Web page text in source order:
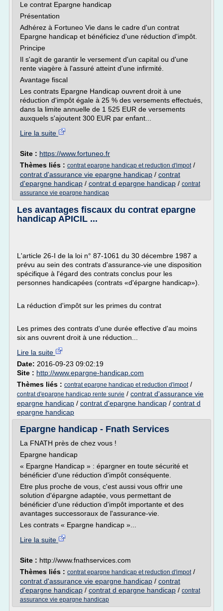
Le contrat Epargne handicap
Présentation
Adhérez à Fortuneo Vie dans le cadre d'un contrat
Epargne handicap et bénéficiez d'une réduction d'impôt.
Principe
Il s'agit de garantir le versement d'un capital ou d'une
rente viagère à l'assuré atteint d'une infirmité.
Avantage fiscal
Les contrats Epargne Handicap ouvrent droit à une
réduction d'impôt égale à 25 % des versements effectués,
dans la limite annuelle de 1 525 EUR de versements
auxquels s'ajoutent 300 EUR par enfant...
Lire la suite
Site : https://www.fortuneo.fr
Thèmes liés : contrat epargne handicap et reduction d'impot/
contrat d'assurance vie epargne handicap / contrat
d'epargne handicap / contrat d epargne handicap / contrat
assurance vie epargne handicap
Les avantages fiscaux du contrat epargne
handicap APICIL ...
L'article 26-I de la loi n° 87-1061 du 30 décembre 1987 a
prévu au sein des contrats d'assurance-vie une disposition
spécifique à l'égard des contrats conclus pour les
personnes handicapées (contrats «d'épargne handicap»).
La réduction d'impôt sur les primes du contrat
Les primes des contrats d'une durée effective d'au moins
six ans ouvrent droit à une réduction...
Lire la suite
Date: 2016-09-23 09:02:19
Site : http://www.epargne-handicap.com
Thèmes liés : contrat epargne handicap et reduction d'impot/
contrat d'epargne handicap rente survie / contrat d'assurance vie
epargne handicap / contrat d'epargne handicap / contrat d
epargne handicap
Epargne handicap - Fnath Services
La FNATH près de chez vous !
Epargne handicap
« Epargne Handicap » : épargner en toute sécurité et
bénéficier d'une réduction d'impôt conséquente.
Etre plus proche de vous, c'est aussi vous offrir une
solution d'épargne adaptée, vous permettant de
bénéficier d'une réduction d'impôt importante et des
avantages successoraux de l'assurance-vie.
Les contrats « Epargne handicap »...
Lire la suite
Site : http://www.fnathservices.com
Thèmes liés : contrat epargne handicap et reduction d'impot/
contrat d'assurance vie epargne handicap / contrat
d'epargne handicap / contrat d epargne handicap / contrat
assurance vie epargne handicap